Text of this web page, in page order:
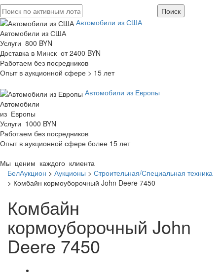
Автомобили из США
Автомобили из США
Услуги 800 BYN
Доставка в Минск от 2400 BYN
Работаем без посредников
Опыт в аукционной сфере > 15 лет
Автомобили из Европы
Автомобили
из Европы
Услуги 1000 BYN
Работаем без посредников
Опыт в аукционной сфере более 15 лет
Мы ценим каждого клиента
БелАукцион > Аукционы > Строительная/Специальная техника
> Комбайн кормоуборочный John Deere 7450
Комбайн
кормоуборочный John
Deere 7450